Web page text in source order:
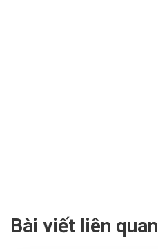
Bài viết liên quan